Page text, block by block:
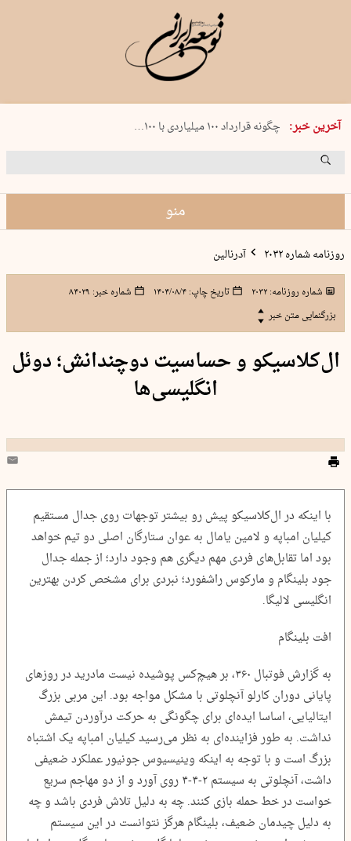
آخرین خبر:
شنبه 17 مرداد 1405 شماره 2244
چگونه قرارداد ۱۰۰ میلیاردی با ۱۰۰…
پنجره‌ای که باز نشد
منو
روزنامه شماره ۲۰۳۲ آدرنالین
شماره روزنامه:۲۰۳۲ تاریخ چاپ:۱۴۰۴/۰۸/۴ شماره خبر: ۸۴۰۲۹
بزرگنمایی متن خبر
ال‌کلاسیکو و حساسیت دوچندانش؛ دوئل
انگلیسی‌ها
با اینکه در ال‌کلاسیکو پیش رو بیشتر توجهات روی جدال مستقیم
کیلیان امباپه و لامین یامال به عوان ستارگان اصلی دو تیم خواهد
بود اما تقابل‌های فردی مهم دیگری هم وجود دارد؛ از جمله جدال
جود بلینگام و مارکوس راشفورد؛ نبردی برای مشخص کردن بهترین
انگلیسی لالیگا.
افت بلینگام
به گزارش فوتبال ۳۶۰، بر هیچ‌کس پوشیده نیست مادرید در روزهای
پایانی دوران کارلو آنچلوتی با مشکل مواجه بود. این مربی بزرگ
ایتالیایی، اساسا ایده‌ای برای چگونگی به حرکت درآوردن تیمش
نداشت. به طور فزاینده‌ای به نظر می‌رسید کیلیان امباپه یک اشتباه
بزرگ است و با توجه به اینکه وینیسیوس جونیور عملکرد ضعیفی
داشت، آنچلوتی به سیستم ۲-۴-۴ روی آورد و از دو مهاجم سریع
خواست در خط حمله بازی کنند. چه به دلیل تلاش فردی باشد و چه
به دلیل چیدمان ضعیف، بلینگام هرگز نتوانست در این سیستم